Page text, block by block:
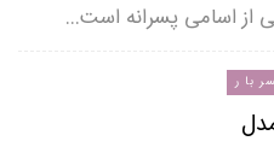
از اسامی پسرانه است…
با ر